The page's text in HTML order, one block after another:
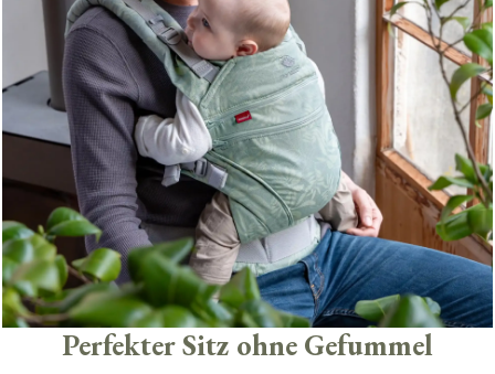
Perfekter Sitz ohne Gefummel